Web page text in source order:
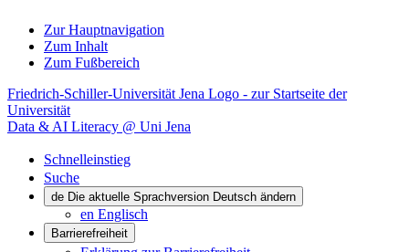
Zur Hauptnavigation
Zum Inhalt
Zum Fußbereich
Friedrich-Schiller-Universität Jena Logo - zur Startseite der
Universität
Data & AI Literacy @ Uni Jena
Schnelleinstieg
Suche
de Die aktuelle Sprachversion Deutsch ändern
en Englisch
Barrierefreiheit